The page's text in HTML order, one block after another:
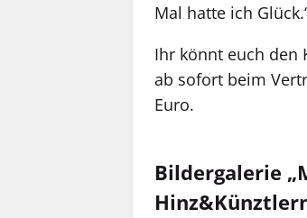
Mal hatte ich
Ihr könnt euch den
ab sofort beim
Euro.
Bildergalerie